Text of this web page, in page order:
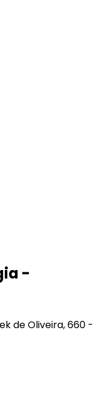
-
de Oliveira, 660 -